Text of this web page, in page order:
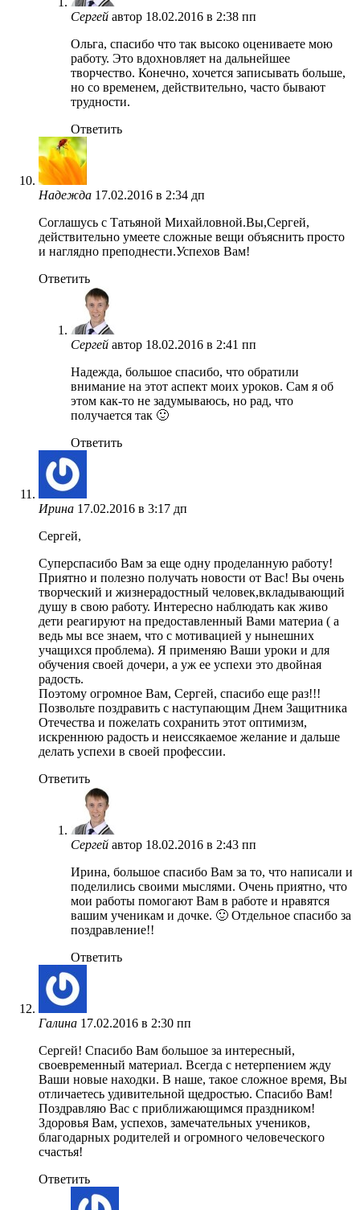
Сергей автор 18.02.2016 в 2:38 пп
Ольга, спасибо что так высоко оцениваете мою
работу. Это вдохновляет на дальнейшее
творчество. Конечно, хочется записывать больше,
но со временем, действительно, часто бывают
трудности.
Ответить
Надежда 17.02.2016 в 2:34 дп
Соглашусь с Татьяной Михайловной.Вы,Сергей,
действительно умеете сложные вещи объяснить просто
и наглядно преподнести.Успехов Вам!
Ответить
Сергей автор 18.02.2016 в 2:41 пп
Надежда, большое спасибо, что обратили
внимание на этот аспект моих уроков. Сам я об
этом как-то не задумываюсь, но рад, что
получается так 🙂
Ответить
Ирина 17.02.2016 в 3:17 дп
Сергей,
Суперспасибо Вам за еще одну проделанную работу!
Приятно и полезно получать новости от Вас! Вы очень
творческий и жизнерадостный человек,вкладывающий
душу в свою работу. Интересно наблюдать как живо
дети реагируют на предоставленный Вами материа ( а
ведь мы все знаем, что с мотивацией у нынешних
учащихся проблема). Я применяю Ваши уроки и для
обучения своей дочери, а уж ее успехи это двойная
радость.
Поэтому огромное Вам, Сергей, спасибо еще раз!!!
Позвольте поздравить с наступающим Днем Защитника
Отечества и пожелать сохранить этот оптимизм,
искреннюю радость и неиссякаемое желание и дальше
делать успехи в своей профессии.
Ответить
Сергей автор 18.02.2016 в 2:43 пп
Ирина, большое спасибо Вам за то, что написали и
поделились своими мыслями. Очень приятно, что
мои работы помогают Вам в работе и нравятся
вашим ученикам и дочке. 🙂 Отдельное спасибо за
поздравление!!
Ответить
Галина 17.02.2016 в 2:30 пп
Сергей! Спасибо Вам большое за интересный,
своевременный материал. Всегда с нетерпением жду
Ваши новые находки. В наше, такое сложное время, Вы
отличаетесь удивительной щедростью. Спасибо Вам!
Поздравляю Вас с приближающимся праздником!
Здоровья Вам, успехов, замечательных учеников,
благодарных родителей и огромного человеческого
счастья!
Ответить